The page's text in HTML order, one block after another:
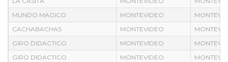
MUNDO MAGICO
MONTEVIDEO
CACHABACHAS
MONTEVIDEO
GIRO DIDACTICO
MONTEVIDEO
GIRO DIDACTICO
MONTEVIDEO